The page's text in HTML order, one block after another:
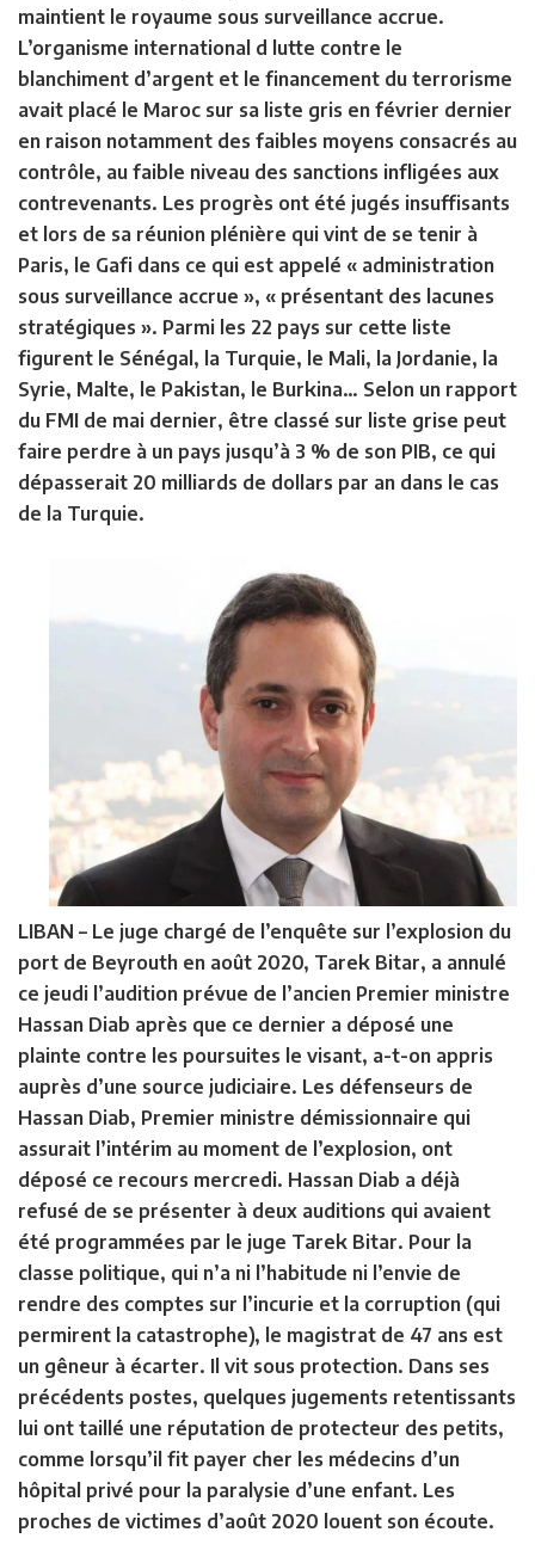
maintient le royaume sous surveillance accrue.
L’organisme international d lutte contre le
blanchiment d’argent et le financement du terrorisme
avait placé le Maroc sur sa liste gris en février dernier
en raison notamment des faibles moyens consacrés au
contrôle, au faible niveau des sanctions infligées aux
contrevenants. Les progrès ont été jugés insuffisants
et lors de sa réunion plénière qui vint de se tenir à
Paris, le Gafi dans ce qui est appelé « administration
sous surveillance accrue », « présentant des lacunes
stratégiques ». Parmi les 22 pays sur cette liste
figurent le Sénégal, la Turquie, le Mali, la Jordanie, la
Syrie, Malte, le Pakistan, le Burkina… Selon un rapport
du FMI de mai dernier, être classé sur liste grise peut
faire perdre à un pays jusqu’à 3 % de son PIB, ce qui
dépasserait 20 milliards de dollars par an dans le cas
de la Turquie.
LIBAN – Le juge chargé de l’enquête sur l’explosion du
port de Beyrouth en août 2020, Tarek Bitar, a annulé
ce jeudi l’audition prévue de l’ancien Premier ministre
Hassan Diab après que ce dernier a déposé une
plainte contre les poursuites le visant, a-t-on appris
auprès d’une source judiciaire. Les défenseurs de
Hassan Diab, Premier ministre démissionnaire qui
assurait l’intérim au moment de l’explosion, ont
déposé ce recours mercredi. Hassan Diab a déjà
refusé de se présenter à deux auditions qui avaient
été programmées par le juge Tarek Bitar. Pour la
classe politique, qui n’a ni l’habitude ni l’envie de
rendre des comptes sur l’incurie et la corruption (qui
permirent la catastrophe), le magistrat de 47 ans est
un gêneur à écarter. Il vit sous protection. Dans ses
précédents postes, quelques jugements retentissants
lui ont taillé une réputation de protecteur des petits,
comme lorsqu’il fit payer cher les médecins d’un
hôpital privé pour la paralysie d’une enfant. Les
proches de victimes d’août 2020 louent son écoute.